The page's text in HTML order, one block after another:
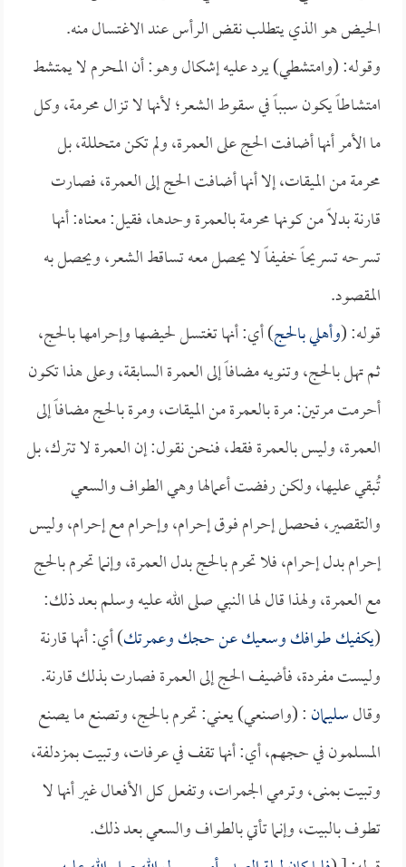
الحيض هو الذي يتطلب نقض الرأس عند الاغتسال منه.
وقوله: (وامتشطي) يرد عليه إشكال وهو: أن المحرم لا يمتشط
امتشاطاً يكون سبباً في سقوط الشعر؛ لأنها لا تزال محرمة، وكل
ما الأمر أنها أضافت الحج على العمرة، ولم تكن متحللة، بل
محرمة من الميقات، إلا أنها أضافت الحج إلى العمرة، فصارت
قارنة بدلاً من كونها محرمة بالعمرة وحدها، فقيل: معناه: أنها
تسرحه تسريحاً خفيفاً لا يحصل معه تساقط الشعر، ويحصل به
المقصود.
قوله: (وأهلي بالحج) أي: أنها تغتسل لحيضها وإحرامها بالحج،
ثم تهل بالحج، وتنويه مضافاً إلى العمرة السابقة، وعلى هذا تكون
أحرمت مرتين: مرة بالعمرة من الميقات، ومرة بالحج مضافاً إلى
العمرة، وليس بالعمرة فقط، فنحن نقول: إن العمرة لا تترك، بل
تُبقي عليها، ولكن رفضت أعمالها وهي الطواف والسعي
والتقصير، فحصل إحرام فوق إحرام، وإحرام مع إحرام، وليس
إحرام بدل إحرام، فلا تحرم بالحج بدل العمرة، وإنما تحرم بالحج
مع العمرة، ولهذا قال لها النبي صلى الله عليه وسلم بعد ذلك:
(يكفيك طوافك وسعيك عن حجك وعمرتك) أي: أنها قارنة
وليست مفردة، فأضيف الحج إلى العمرة فصارت بذلك قارنة.
وقالسليمان: (واصنعي) يعني: تحرم بالحج، وتصنع ما يصنع
المسلمون في حجهم، أي: أنها تقف في عرفات، وتبيت بمزدلفة،
وتبيت بمنى، وترمي الجمرات، وتفعل كل الأفعال غير أنها لا
تطوف بالبيت، وإنما تأتي بالطواف والسعي بعد ذلك.